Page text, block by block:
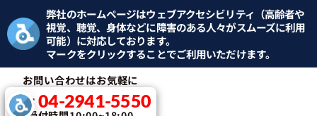
弊社のホームページはウェブアクセシビリティ（高齢者や
視覚、聴覚、身体などに障害のある人々がスムーズに利用
可能）に対応しております。
マークをクリックすることでご利用いただけます。
お問い合わせはお気軽に
TEL：04-2941-5550